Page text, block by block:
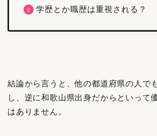
学歴とか職歴は重視される？
結論から言うと、他の都道府県の人で
し、逆に和歌山県出身だからといって
はありません。